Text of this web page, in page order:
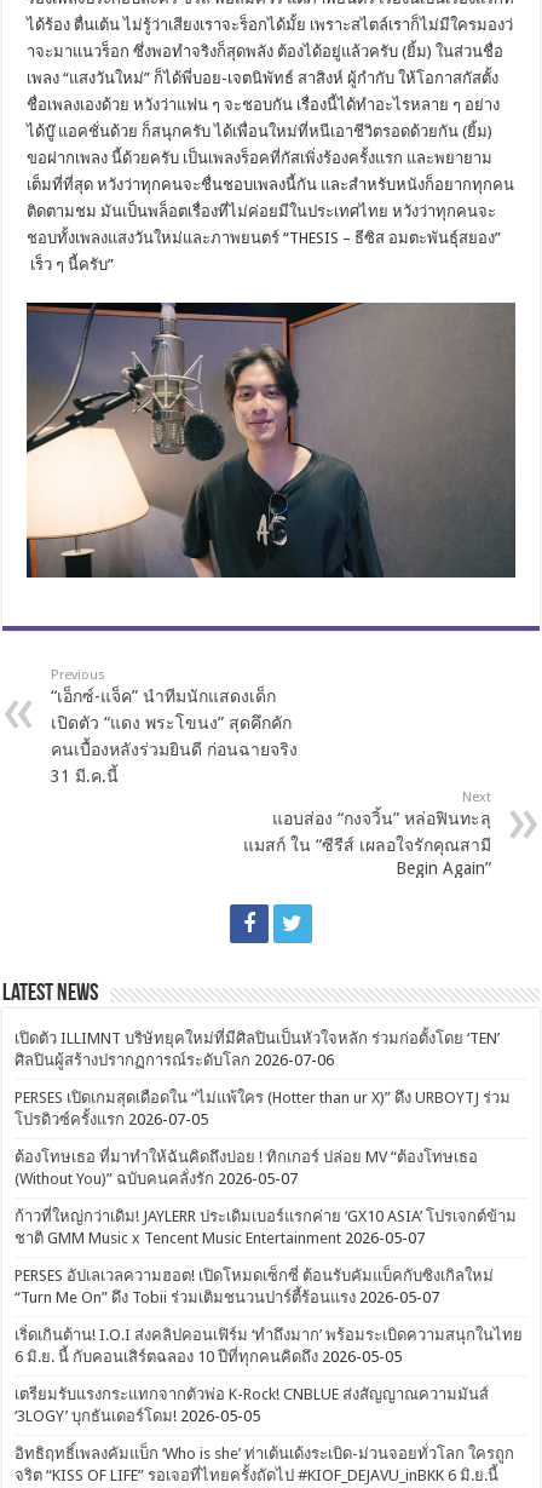
ได้ร้อง ตื่นเต้น ไม่รู้ว่าเสียงเราจะร็อกได้มั้ย เพราะสไตล์เราก็ไม่มีใครมองว่
าจะมาแนวร็อก ซึ่งพอทำจริงก็สุดพลัง ต้องได้อยู่แล้วครับ (ยิ้ม) ในส่วนชื่อ
เพลง “แสงวันใหม่” ก็ได้พี่บอย-เจตนิพัทธ์ สาสิงห์ ผู้กำกับ ให้โอกาสกัสตั้ง
ชื่อเพลงเองด้วย หวังว่าแฟน ๆ จะชอบกัน เรื่องนี้ได้ทำอะไรหลาย ๆ อย่าง
ได้บู๊ แอคชั่นด้วย ก็สนุกครับ ได้เพื่อนใหม่ที่หนีเอาชีวิตรอดด้วยกัน (ยิ้ม)
ขอฝากเพลง นี้ด้วยครับ เป็นเพลงร็อคที่กัสเพิ่งร้องครั้งแรก และพยายาม
เต็มที่ที่สุด หวังว่าทุกคนจะชื่นชอบเพลงนี้กัน และสำหรับหนังก็อยากทุกคน
ติดตามชม มันเป็นพล็อตเรื่องที่ไม่ค่อยมีในประเทศไทย หวังว่าทุกคนจะ
ชอบทั้งเพลงแสงวันใหม่และภาพยนตร์ “THESIS – ธีซิส อมตะพันธุ์สยอง”
เร็ว ๆ นี้ครับ”
Previous
“เอ็กซ์-แจ็ค” นำทีมนักแสดงเด็ก
เปิดตัว “แดง พระโขนง” สุดคึกคัก
คนเบื้องหลังร่วมยินดี ก่อนฉายจริง
31 มี.ค.นี้
Next
แอบส่อง “กงจวิ้น” หล่อฟินทะลุ
แมสก์ ใน “ซีรีส์ เผลอใจรักคุณสามี
Begin Again”
Latest News
เปิดตัว ILLIMNT บริษัทยุคใหม่ที่มีศิลปินเป็นหัวใจหลัก ร่วมก่อตั้งโดย ‘TEN’
ศิลปินผู้สร้างปรากฏการณ์ระดับโลก 2026-07-06
PERSES เปิดเกมสุดเดือดใน “ไม่แพ้ใคร (Hotter than ur X)” ดึง URBOYTJ ร่วม
โปรดิวซ์ครั้งแรก 2026-07-05
ต้องโทษเธอ ที่มาทำให้ฉันคิดถึงบ่อย ! ทิกเกอร์ ปล่อย MV “ต้องโทษเธอ
(Without You)” ฉบับคนคลั่งรัก 2026-05-07
ก้าวที่ใหญ่กว่าเดิม! JAYLERR ประเดิมเบอร์แรกค่าย ‘GX10 ASIA’ โปรเจกต์ข้าม
ชาติ GMM Music x Tencent Music Entertainment 2026-05-07
PERSES อัปเลเวลความฮอต! เปิดโหมดเซ็กซี่ ต้อนรับคัมแบ็คกับซิงเกิลใหม่
“Turn Me On” ดึง Tobii ร่วมเติมชนวนปาร์ตี้ร้อนแรง 2026-05-07
เริ่ดเกินต้าน! I.O.I ส่งคลิปคอนเฟิร์ม ‘ทำถึงมาก’ พร้อมระเบิดความสนุกในไทย
6 มิ.ย. นี้ กับคอนเสิร์ตฉลอง 10 ปีที่ทุกคนคิดถึง 2026-05-05
เตรียมรับแรงกระแทกจากตัวพ่อ K-Rock! CNBLUE ส่งสัญญาณความมันส์
‘3LOGY’ บุกธันเดอร์โดม! 2026-05-05
อิทธิฤทธิ์เพลงคัมแบ็ก ‘Who is she’ ท่าเต้นเด้งระเบิด-ม่วนจอยทั่วโลก ใครถูก
จริต “KISS OF LIFE” รอเจอที่ไทยครั้งถัดไป #KIOF_DEJAVU_inBKK 6 มิ.ย.นี้